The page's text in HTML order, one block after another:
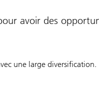
avoir des
une large diversification.